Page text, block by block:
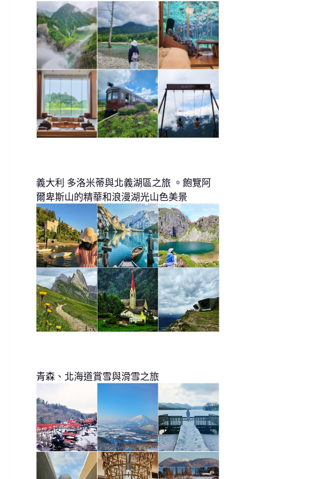
義大利 多洛米蒂與北義湖區之旅 。飽覽阿
爾卑斯山的精華和浪漫湖光山色美景
青森、北海道賞雪與滑雪之旅